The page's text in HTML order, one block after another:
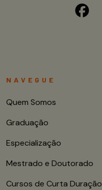
NAVEGUE
Quem Somos
Graduação
Especialização
Mestrado e Doutorado
Cursos de Curta Duração